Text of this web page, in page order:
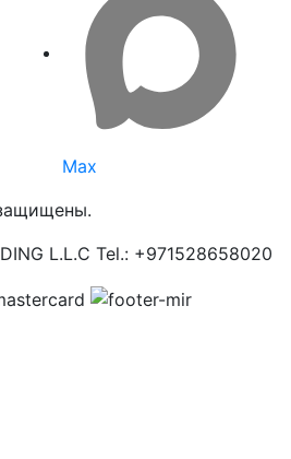
Max
L.L.C Tel.: +971528658020